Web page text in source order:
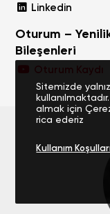
Linkedin
Oturum –
Bileşenleri
Oturum Kaydı
Sitemizde
almak için
rica ederiz
Kullanım